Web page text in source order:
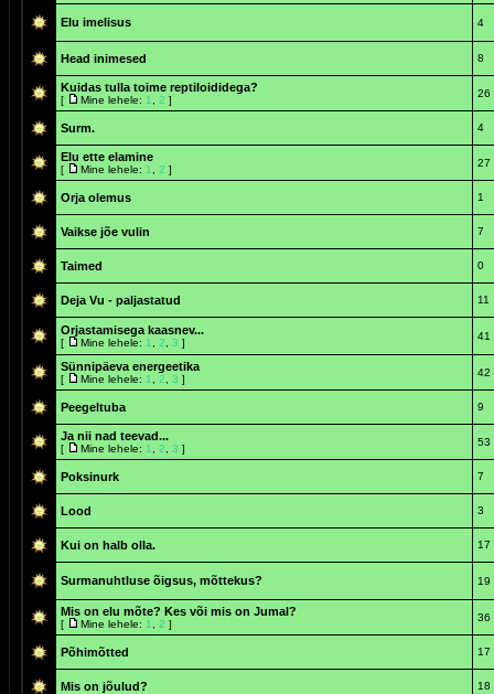
Elu imelisus 4
Head inimesed 8
Kuidas tulla toime reptiloididega?
[ Mine lehele: 1 2 ]
26
Surm. 4
Elu ette elamine
[ Mine lehele: 1 2 ]
27
Orja olemus 1
Vaikse jõe vulin 7
Taimed 0
Deja Vu - paljastatud 11
Orjastamisega kaasnev...
[ Mine lehele: 1 2 3 ]
41
Sünnipäeva energeetika
[ Mine lehele: 1 2 3 ]
42
Peegeltuba 9
Ja nii nad teevad...
[ Mine lehele: 1 2 3 ]
53
Poksinurk 7
Lood 3
Kui on halb olla. 17
Surmanuhtluse õigsus, mõttekus? 19
Mis on elu mõte? Kes või mis on Jumal?
[ Mine lehele: 1 2 ]
36
Põhimõtted 17
Mis on jõulud? 18